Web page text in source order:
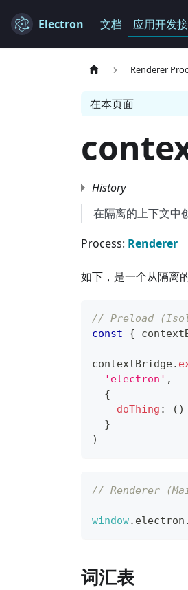
Electron 文档 应用开发接
Renderer
在本页面
History
在隔离的上下文中
Process: Renderer
如下，是一个从隔离
// Preload
const
{
contextBridge.
'electron' ,
{
doThing : ( )
}
)
// Renderer
window. electron .
词汇表